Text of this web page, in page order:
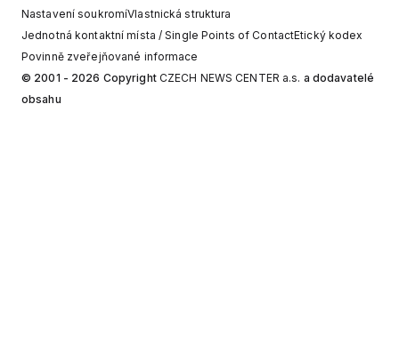
Nastavení soukromíVlastnická struktura
Jednotná kontaktní místa / Single Points of ContactEtický kodex
Povinně zveřejňované informace
© 2001 - 2026 Copyright CZECH NEWS CENTER a.s. a dodavatelé
obsahu